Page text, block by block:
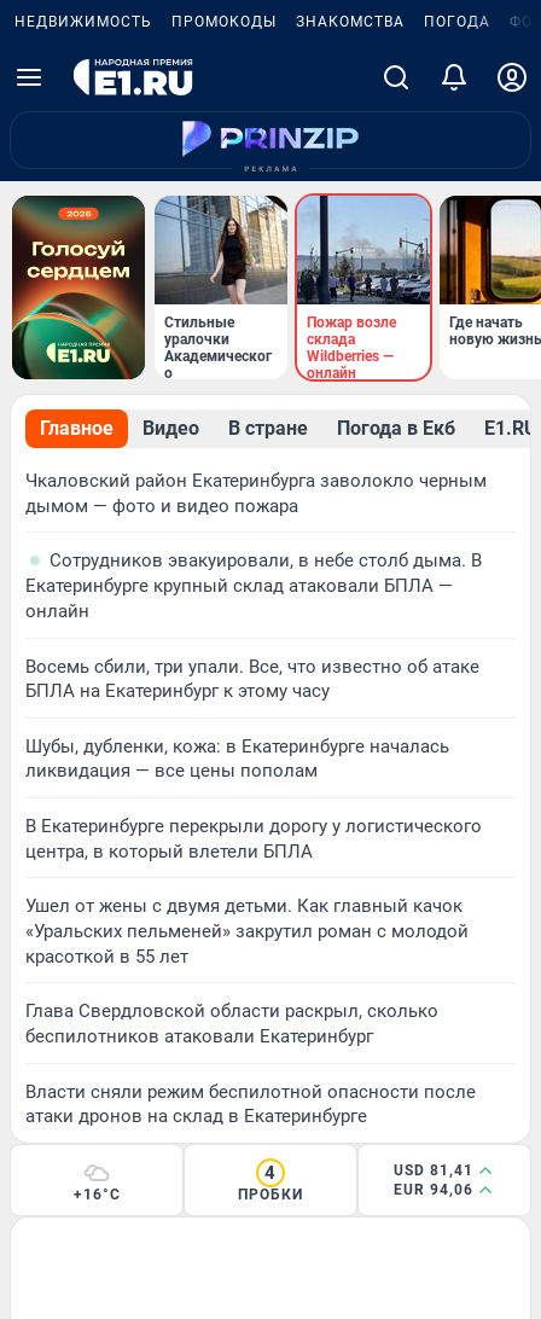
НЕДВИЖИМОСТЬ ПРОМОКОДЫ ЗНАКОМСТВА ПОГОДА
Стильные
уралочки
Академическог
о
Пожар возле
склада
Wildberries —
онлайн
Где начать
новую
Главное Видео В стране Погода в Екб
Чкаловский район Екатеринбурга заволокло черным
дымом — фото и видео пожара
Сотрудников эвакуировали, в небе столб дыма. В
Екатеринбурге крупный склад атаковали БПЛА —
онлайн
Восемь сбили, три упали. Все, что известно об атаке
БПЛА на Екатеринбург к этому часу
Шубы, дубленки, кожа: в Екатеринбурге началась
ликвидация — все цены пополам
В Екатеринбурге перекрыли дорогу у логистического
центра, в который влетели БПЛА
Ушел от жены с двумя детьми. Как главный качок
«Уральских пельменей» закрутил роман с молодой
красоткой в 55 лет
Глава Свердловской области раскрыл, сколько
беспилотников атаковали Екатеринбург
Власти сняли режим беспилотной опасности после
атаки дронов на склад в Екатеринбурге
+16°C
4
ПРОБКИ
USD 81,41
EUR 94,06